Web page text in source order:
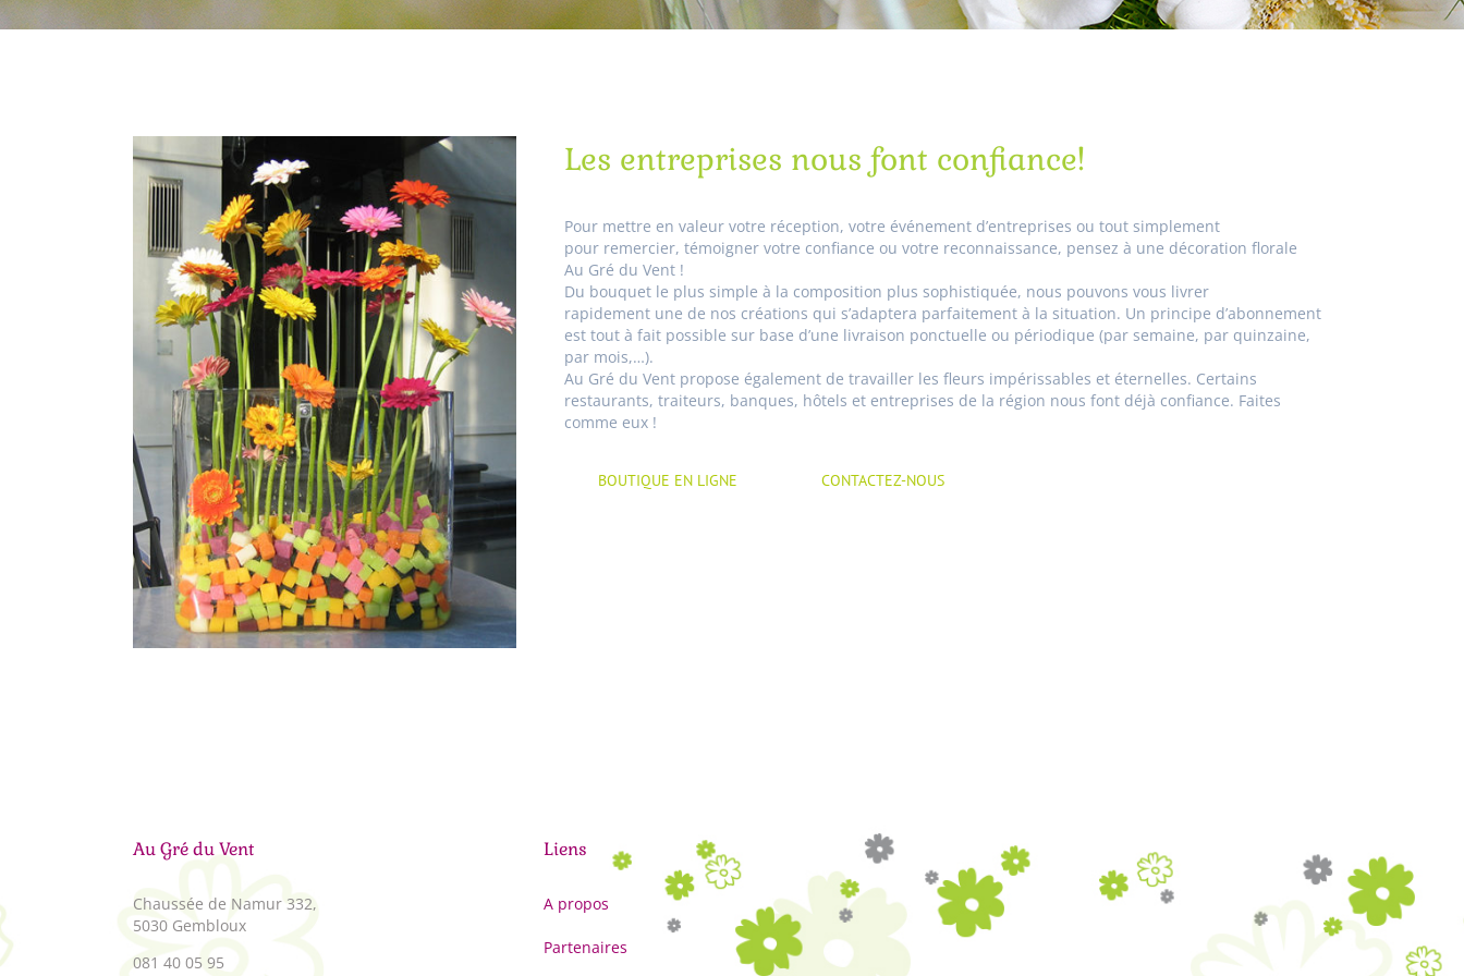
Les entreprises nous font confiance!
Pour mettre en valeur votre réception, votre événement d’entreprises ou tout simplement
pour remercier, témoigner votre confiance ou votre reconnaissance, pensez à une décoration florale
Au Gré du Vent !
Du bouquet le plus simple à la composition plus sophistiquée, nous pouvons vous livrer
rapidement une de nos créations qui s’adaptera parfaitement à la situation. Un principe d’abonnement
est tout à fait possible sur base d’une livraison ponctuelle ou périodique (par semaine, par quinzaine,
par mois,…).
Au Gré du Vent propose également de travailler les fleurs impérissables et éternelles. Certains
restaurants, traiteurs, banques, hôtels et entreprises de la région nous font déjà confiance. Faites
comme eux !
BOUTIQUE EN LIGNE CONTACTEZ-NOUS
Au Gré du Vent
Chaussée de Namur 332,
5030 Gembloux
081 40 05 95
Liens
A propos
Partenaires